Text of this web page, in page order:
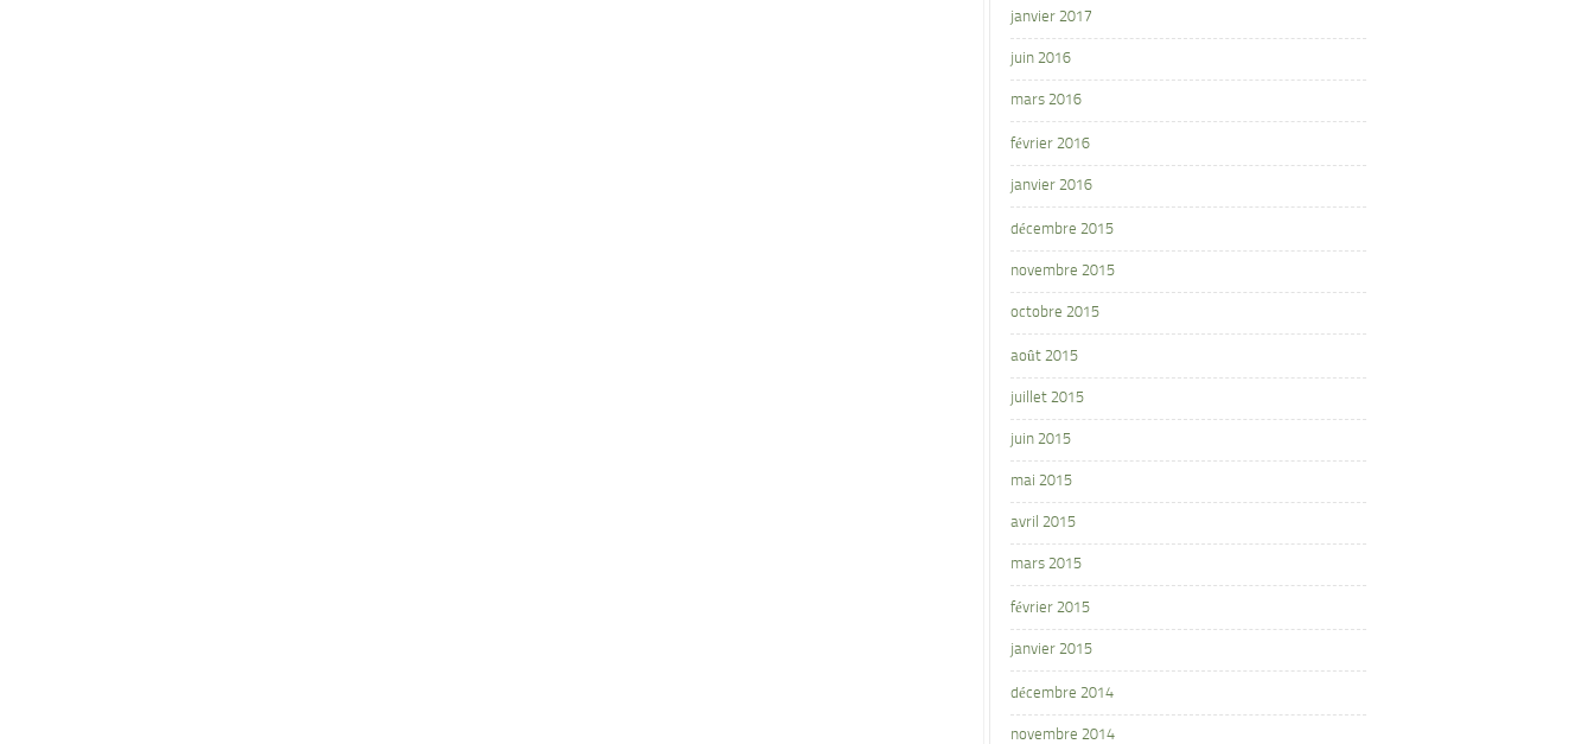
janvier 2017
juin 2016
mars 2016
février 2016
janvier 2016
décembre 2015
novembre 2015
octobre 2015
août 2015
juillet 2015
juin 2015
mai 2015
avril 2015
mars 2015
février 2015
janvier 2015
décembre 2014
novembre 2014